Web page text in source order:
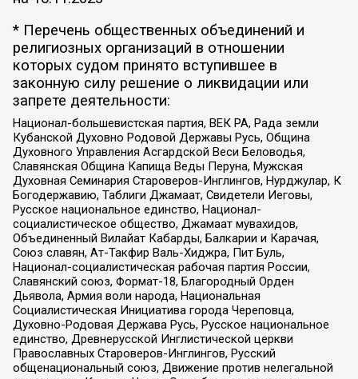
* Перечень общественных объединений и
религиозных организаций в отношении
которых судом принято вступившее в
законную силу решение о ликвидации или
запрете деятельности:
Национал-большевистская партия, ВЕК РА, Рада земли
Кубанской Духовно Родовой Державы Русь, Община
Духовного Управления Асгардской Веси Беловодья,
Славянская Община Капища Веды Перуна, Мужская
Духовная Семинария Староверов-Инглингов, Нурджулар, К
Богодержавию, Таблиги Джамаат, Свидетели Иеговы,
Русское национальное единство, Национал-
социалистическое общество, Джамаат мувахидов,
Объединенный Вилайат Кабарды, Балкарии и Карачая,
Союз славян, Ат-Такфир Валь-Хиджра, Пит Буль,
Национал-социалистическая рабочая партия России,
Славянский союз, Формат-18, Благородный Орден
Дьявола, Армия воли народа, Национальная
Социалистическая Инициатива города Череповца,
Духовно-Родовая Держава Русь, Русское национальное
единство, Древнерусской Инглистической церкви
Православных Староверов-Инглингов, Русский
общенациональный союз, Движение против нелегальной